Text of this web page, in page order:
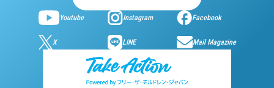
Youtube Instagram Facebook
X LINE Mail Magazine